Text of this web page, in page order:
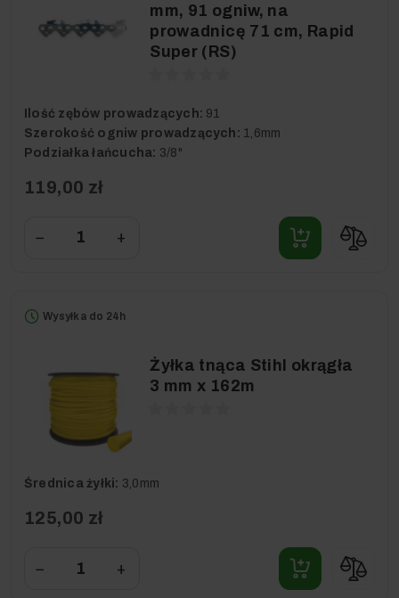
mm, 91 ogniw, na
prowadnicę 71 cm, Rapid
Super (RS)
Ilość zębów prowadzących: 91
Szerokość ogniw prowadzących: 1,6mm
Podziałka łańcucha: 3/8"
119,00 zł
− +
Wysyłka do 24h
Żyłka tnąca Stihl okrągła
3 mm x 162m
Średnica żyłki: 3,0mm
125,00 zł
− +